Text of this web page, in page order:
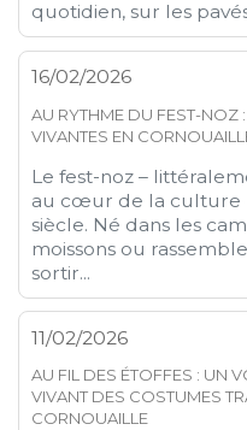
quotidien, sur les
16/02/2026
AU RYTHME DU FEST-NOZ
VIVANTES EN
Le fest-noz –
au cœur de la culture
siècle. Né dans les
moissons ou
sortir...
11/02/2026
AU FIL DES ÉTOFFES : UN
VIVANT DES COSTUMES
CORNOUAILLE